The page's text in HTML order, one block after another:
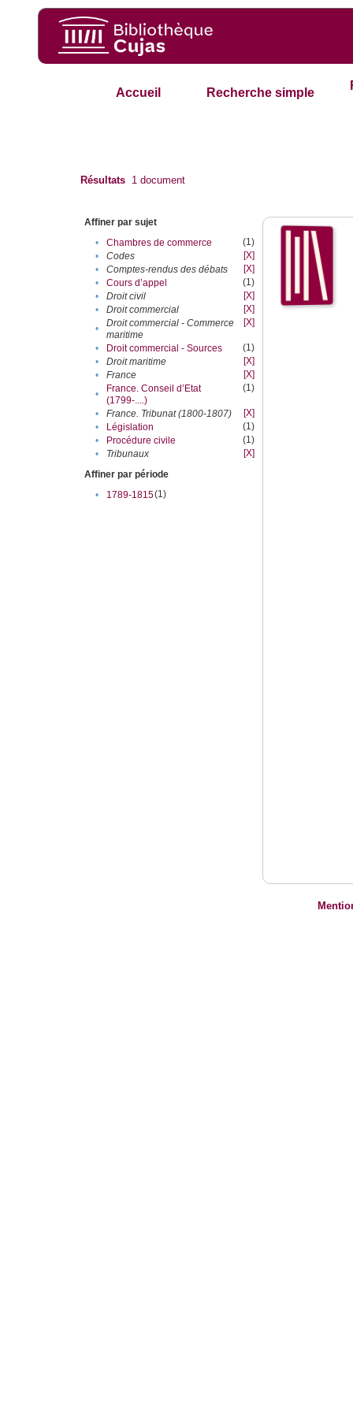
Accueil Recherche simple
Résultats 1 document
Affiner par sujet
•
Chambres de commerce
(1)
•
Codes
[X]
•
Comptes-rendus des débats
[X]
•
Cours d’appel
(1)
•
Droit civil
[X]
•
Droit commercial
[X]
•
Droit commercial - Commerce
maritime
[X]
• Droit commercial - Sources
(1)
•
Droit maritime
[X]
•
France
[X]
•
France. Conseil d’Etat
(1799-....)
(1)
• France. Tribunat (1800-1807)
[X]
•
Législation
(1)
•
Procédure civile
(1)
•
Tribunaux
[X]
Affiner par période
•
1789-1815(1)